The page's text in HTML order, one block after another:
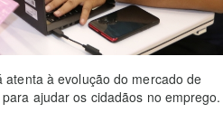
atenta à evolução do mercado de
ajudar os cidadãos no emprego.